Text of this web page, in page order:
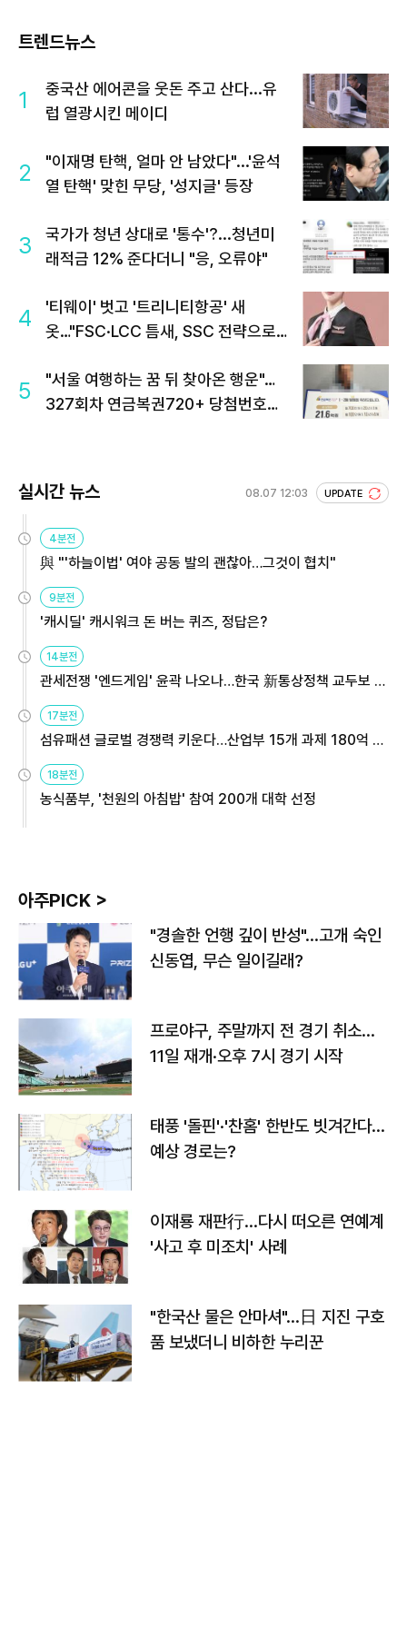
트렌드뉴스
1
중국산 에어콘을 웃돈 주고 산다...유
럽 열광시킨 메이디
2
"이재명 탄핵, 얼마 안 남았다"...'윤석
열 탄핵' 맞힌 무당, '성지글' 등장
3
국가가 청년 상대로 '통수'?...청년미
래적금 12% 준다더니 "응, 오류야"
4
'티웨이' 벗고 '트리니티항공' 새
옷…"FSC·LCC 틈새, SSC 전략으로
5
"서울 여행하는 꿈 뒤 찾아온 행운"…
327회차 연금복권720+ 당첨번호조
실시간 뉴스 08.07 12:03 UPDATE
4분전
與 "'하늘이법' 여야 공동 발의 괜찮아…그것이 협치"
9분전
'캐시딜' 캐시워크 돈 버는 퀴즈, 정답은?
14분전
관세전쟁 '엔드게임' 윤곽 나오나…한국 新통상정책 교두보 활
17분전
섬유패션 글로벌 경쟁력 키운다…산업부 15개 과제 180억 지
18분전
농식품부, '천원의 아침밥' 참여 200개 대학 선정
아주PICK >
"경솔한 언행 깊이 반성"…고개 숙인
신동엽, 무슨 일이길래?
프로야구, 주말까지 전 경기 취소…
11일 재개·오후 7시 경기 시작
태풍 '돌핀'·'찬홈' 한반도 빗겨간다…
예상 경로는?
이재룡 재판行…다시 떠오른 연예계
'사고 후 미조치' 사례
"한국산 물은 안마셔"…日 지진 구호
품 보냈더니 비하한 누리꾼